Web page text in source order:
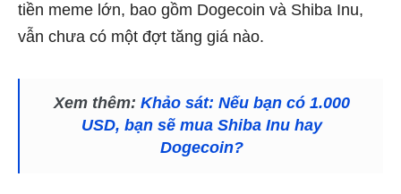
tiền meme lớn, bao gồm Dogecoin và Shiba Inu,
vẫn chưa có một đợt tăng giá nào.
Xem thêm: Khảo sát: Nếu bạn có 1.000
USD, bạn sẽ mua Shiba Inu hay
Dogecoin?